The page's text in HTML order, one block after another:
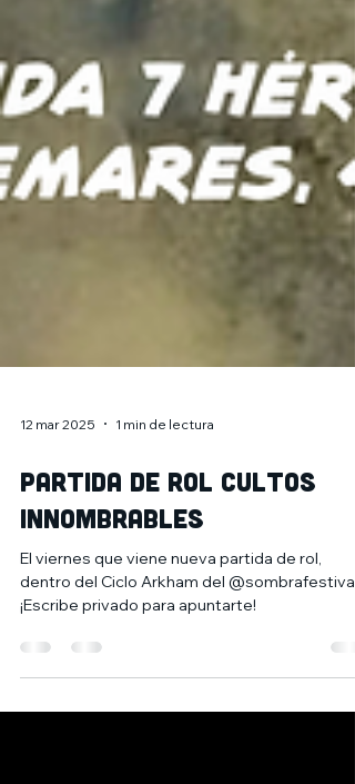
12 mar 2025 1 min de lectura
Partida de rol Cultos
Innombrables
El viernes que viene nueva partida de rol,
¡Escribe privado para apuntarte!